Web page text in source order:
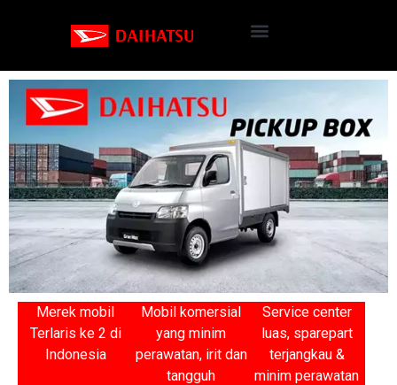
Merek mobil
Terlaris ke 2 di
Indonesia
Mobil komersial
yang minim
perawatan, irit dan
tangguh
Service center
luas, sparepart
terjangkau &
minim perawatan